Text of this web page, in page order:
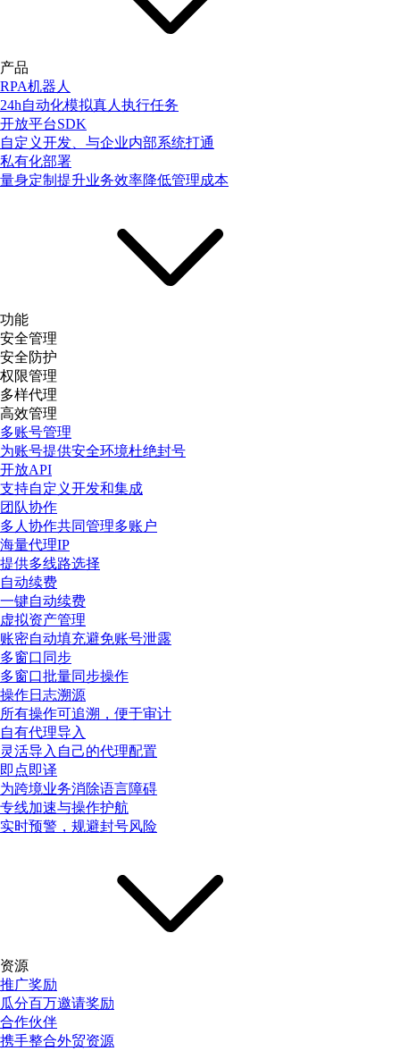
产品
RPA机器人
24h自动化模拟真人执行任务
开放平台SDK
自定义开发、与企业内部系统打通
私有化部署
量身定制提升业务效率降低管理成本
功能
安全管理
安全防护
权限管理
多样代理
高效管理
多账号管理
为账号提供安全环境杜绝封号
开放API
支持自定义开发和集成
团队协作
多人协作共同管理多账户
海量代理IP
提供多线路选择
自动续费
一键自动续费
虚拟资产管理
账密自动填充避免账号泄露
多窗口同步
多窗口批量同步操作
操作日志溯源
所有操作可追溯，便于审计
自有代理导入
灵活导入自己的代理配置
即点即译
为跨境业务消除语言障碍
专线加速与操作护航
实时预警，规避封号风险
资源
推广奖励
瓜分百万邀请奖励
合作伙伴
携手整合外贸资源